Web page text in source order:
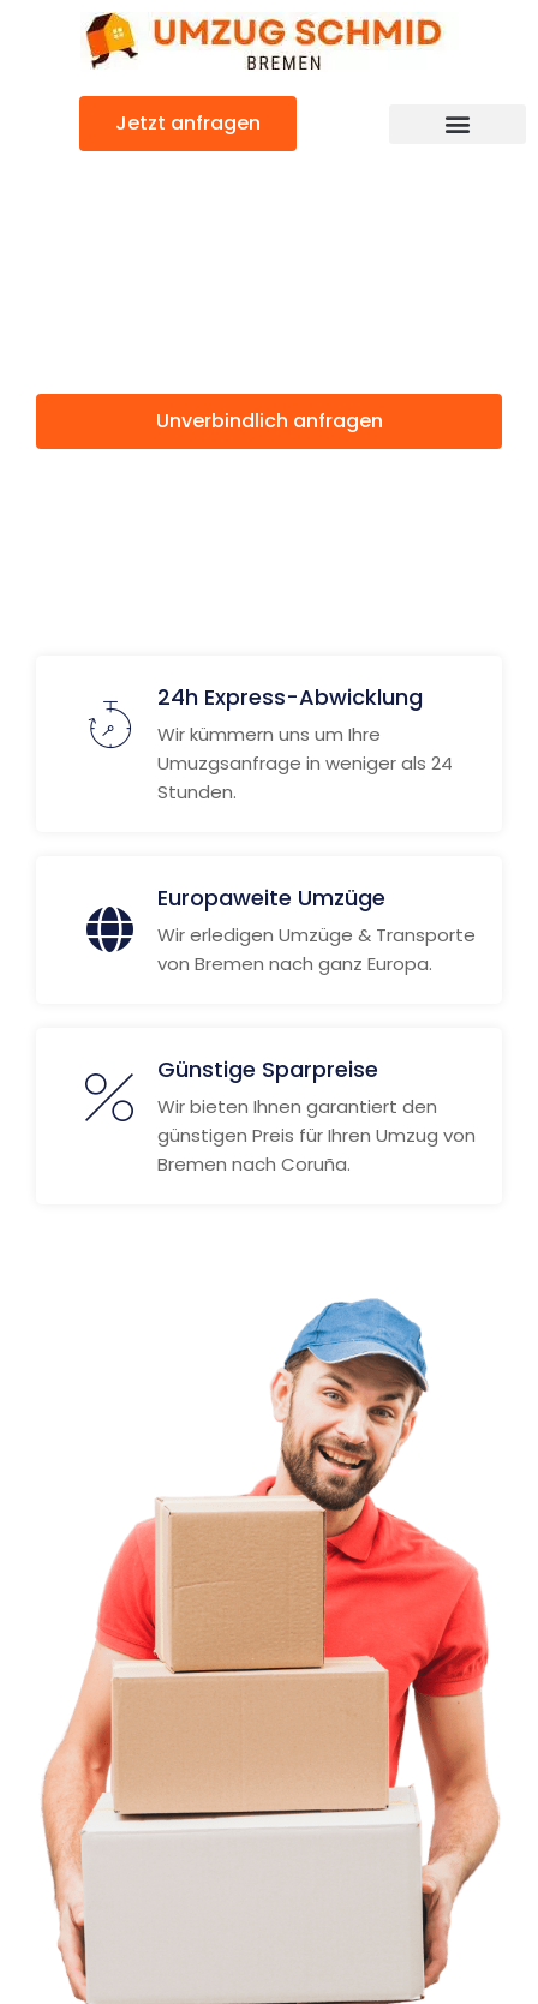
Jetzt anfragen
Unverbindlich anfragen
24h Express-Abwicklung
Wir kümmern uns um Ihre
Umuzgsanfrage in weniger als 24
Stunden.
Europaweite Umzüge
Wir erledigen Umzüge & Transporte
von Bremen nach ganz Europa.
Günstige Sparpreise
Wir bieten Ihnen garantiert den
günstigen Preis für Ihren Umzug von
Bremen nach Coruña.